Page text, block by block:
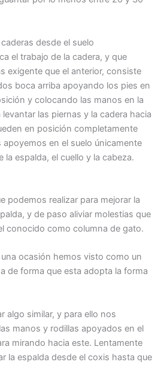
desde el suelo
el trabajo de la cadera, y que
exigente que el anterior, consiste
boca arriba apoyando los pies en
y colocando las manos en la
las piernas y la cadera hacia
en posición completamente
en el suelo únicamente
la espalda, el cuello y la cabeza.
podemos realizar para mejorar la
y de paso aliviar molestias que
conocido como columna de gato.
ocasión hemos visto como un
de forma que esta adopta la forma
algo similar, y para ello nos
manos y rodillas apoyados en el
mirando hacia este. Lentamente
la espalda desde el coxis hasta que